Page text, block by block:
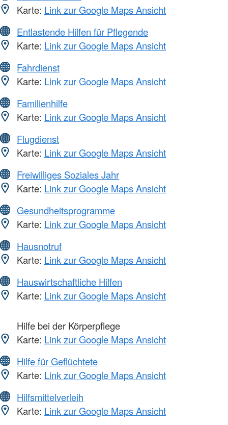
Karte: Link zur Google Maps Ansicht
Entlastende Hilfen für Pflegende
Karte: Link zur Google Maps Ansicht
Fahrdienst
Karte: Link zur Google Maps Ansicht
Familienhilfe
Karte: Link zur Google Maps Ansicht
Flugdienst
Karte: Link zur Google Maps Ansicht
Freiwilliges Soziales Jahr
Karte: Link zur Google Maps Ansicht
Gesundheitsprogramme
Karte: Link zur Google Maps Ansicht
Hausnotruf
Karte: Link zur Google Maps Ansicht
Hauswirtschaftliche Hilfen
Karte: Link zur Google Maps Ansicht
Hilfe bei der Körperpflege
Karte: Link zur Google Maps Ansicht
Hilfe für Geflüchtete
Karte: Link zur Google Maps Ansicht
Hilfsmittelverleih
Karte: Link zur Google Maps Ansicht